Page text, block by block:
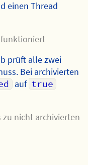
einen Thread
prüft alle zwei
Bei archivierten
auf true
zu nicht archivierten